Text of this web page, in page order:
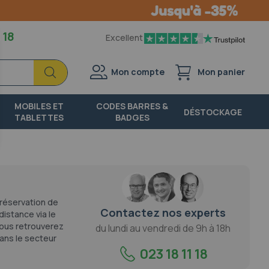
18 Excellent
Chercher
Chercher
Mon compte Mon panier
MOBILES ET
TABLETTES
CODES BARRES &
BADGES
DÉSTOCKAGE
de
via le
retrouverez
le secteur
Contactez nos experts
du lundi au vendredi de 9h à 18h
023 18 11 18